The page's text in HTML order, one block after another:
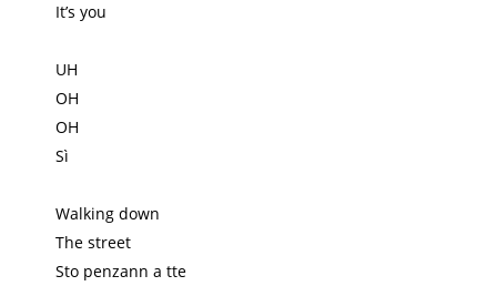
It’s you
UH
OH
OH
Sì
Walking down
The street
Sto penzann a tte